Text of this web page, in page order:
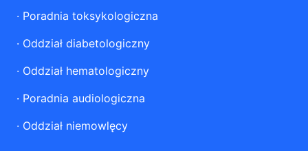
· Poradnia toksykologiczna
· Oddział diabetologiczny
· Oddział hematologiczny
· Poradnia audiologiczna
· Oddział niemowlęcy